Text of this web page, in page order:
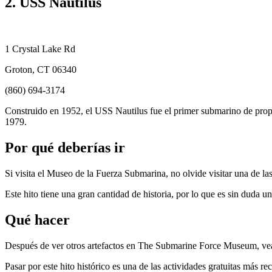
1 Crystal Lake Rd
Groton, CT 06340
(860) 694-3174
Construido en 1952, el USS Nautilus fue el primer submarino de
1979.
Por qué deberías ir
Si visita el Museo de la Fuerza Submarina, no olvide visitar una de
Este hito tiene una gran cantidad de historia, por lo que es sin duda
Qué hacer
Después de ver otros artefactos en The Submarine Force Museum,
Pasar por este hito histórico es una de las actividades gratuitas más